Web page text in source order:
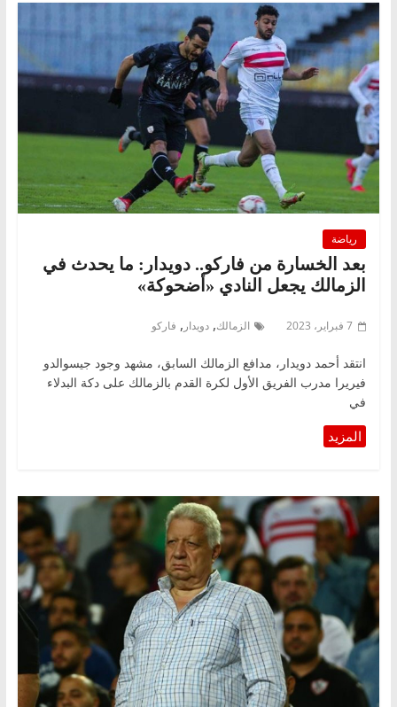
رياضة
بعد الخسارة من فاركو.. دويدار: ما يحدث في
الزمالك يجعل النادي «أضحوكة»
7 فبراير، 2023 الزمالك, دويدار , فاركو
انتقد أحمد دويدار، مدافع الزمالك السابق، مشهد وجود جيسوالدو
فيريرا مدرب الفريق الأول لكرة القدم بالزمالك على دكة البدلاء
في